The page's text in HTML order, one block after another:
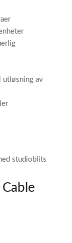
utløsning av
studioblits